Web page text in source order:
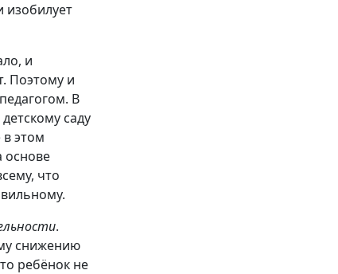
изобилует
и
Поэтому и
В
саду
этом
основе
что
.
снижению
ребёнок не